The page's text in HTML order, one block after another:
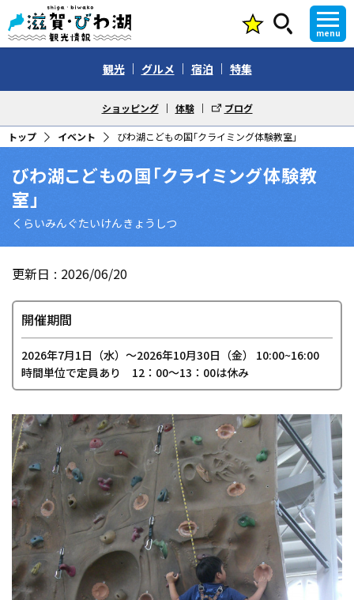
menu
観光 グルメ 宿泊 特集
ショッピング 体験 ブログ
トップ イベント びわ湖こどもの国｢クライミング体験教室」
びわ湖こどもの国｢クライミング体験教
室」
くらいみんぐたいけんきょうしつ
更新日 2026/06/20
開催期間
2026年7月1日（水）〜2026年10月30日（金） 10:00~16:00
時間単位で定員あり 12：00～13：00は休み